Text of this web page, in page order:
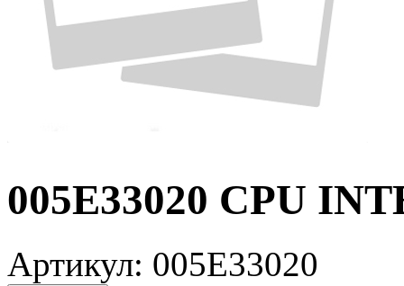
005E33020 CPU
Артикул: 005E33020